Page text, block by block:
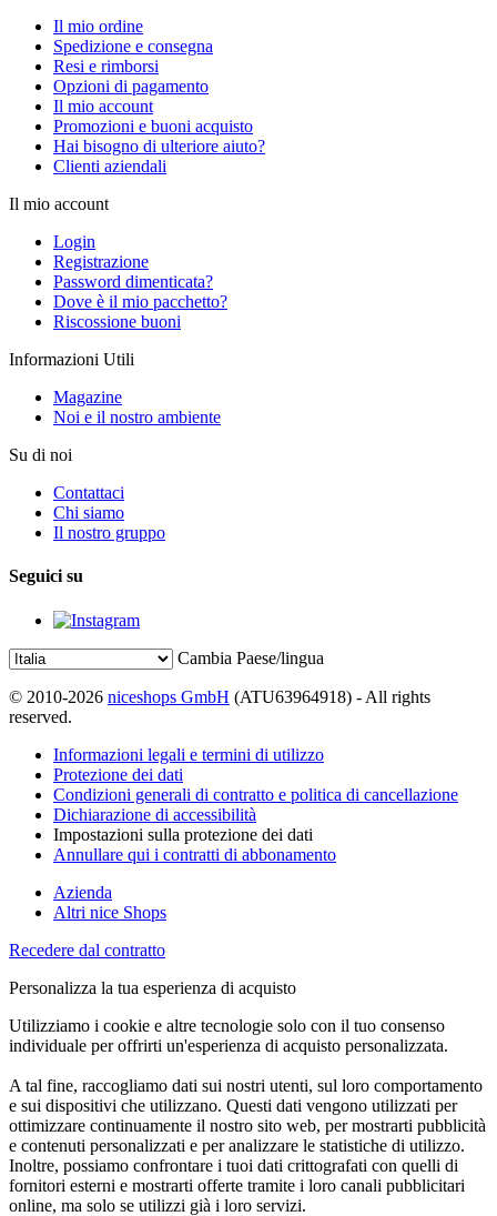
Il mio ordine
Spedizione e consegna
Resi e rimborsi
Opzioni di pagamento
Il mio account
Promozioni e buoni acquisto
Hai bisogno di ulteriore aiuto?
Clienti aziendali
Il mio account
Login
Registrazione
Password dimenticata?
Dove è il mio pacchetto?
Riscossione buoni
Informazioni Utili
Magazine
Noi e il nostro ambiente
Su di noi
Contattaci
Chi siamo
Il nostro gruppo
Seguici su
Cambia Paese/lingua
© 2010-2026 niceshops GmbH (ATU63964918) - All rights
reserved.
Informazioni legali e termini di utilizzo
Protezione dei dati
Condizioni generali di contratto e politica di cancellazione
Dichiarazione di accessibilità
Impostazioni sulla protezione dei dati
Annullare qui i contratti di abbonamento
Azienda
Altri nice Shops
Recedere dal contratto
Personalizza la tua esperienza di acquisto
Utilizziamo i cookie e altre tecnologie solo con il tuo consenso
individuale per offrirti un'esperienza di acquisto personalizzata.
A tal fine, raccogliamo dati sui nostri utenti, sul loro comportamento
e sui dispositivi che utilizzano. Questi dati vengono utilizzati per
ottimizzare continuamente il nostro sito web, per mostrarti pubblicità
e contenuti personalizzati e per analizzare le statistiche di utilizzo.
Inoltre, possiamo confrontare i tuoi dati crittografati con quelli di
fornitori esterni e mostrarti offerte tramite i loro canali pubblicitari
online, ma solo se utilizzi già i loro servizi.